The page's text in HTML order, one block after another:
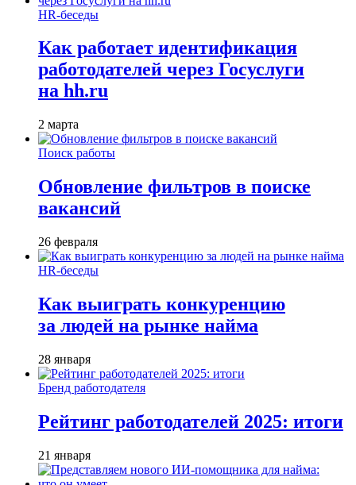
HR-беседы
Как работает идентификация
работодателей через Госуслуги
на hh.ru
2 марта
Поиск работы
Обновление фильтров в поиске
вакансий
26 февраля
HR-беседы
Как выиграть конкуренцию
за людей на рынке найма
28 января
Бренд работодателя
Рейтинг работодателей 2025: итоги
21 января